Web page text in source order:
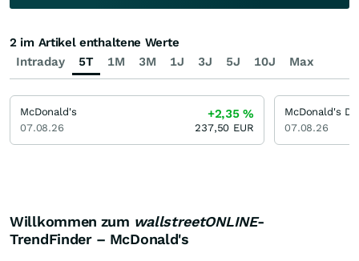
Willkommen zum wallstreetONLINE-
TrendFinder – McDonald's
Intraday 5T 1M 3M 1J 3J 5J 10J Max
2 im Artikel enthaltene Werte
McDonald's
07.08.26
+2,35%
237,50 EUR 07.08.26